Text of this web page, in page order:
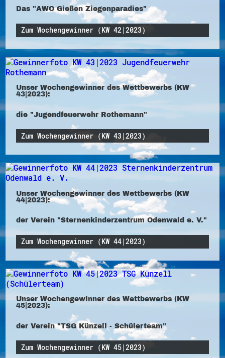
Das "AWO Gießen Ziegenparadies"
Zum Wochengewinner (KW 42|2023)
Unser Wochengewinner des Wettbewerbs (KW
43|2023):
die "Jugendfeuerwehr Rothemann"
Zum Wochengewinner (KW 43|2023)
Unser Wochengewinner des Wettbewerbs (KW
44|2023):
der Verein "Sternenkinderzentrum Odenwald e. V."
Zum Wochengewinner (KW 44|2023)
Unser Wochengewinner des Wettbewerbs (KW
45|2023):
der Verein "TSG Künzell - Schülerteam"
Zum Wochengewinner (KW 45|2023)